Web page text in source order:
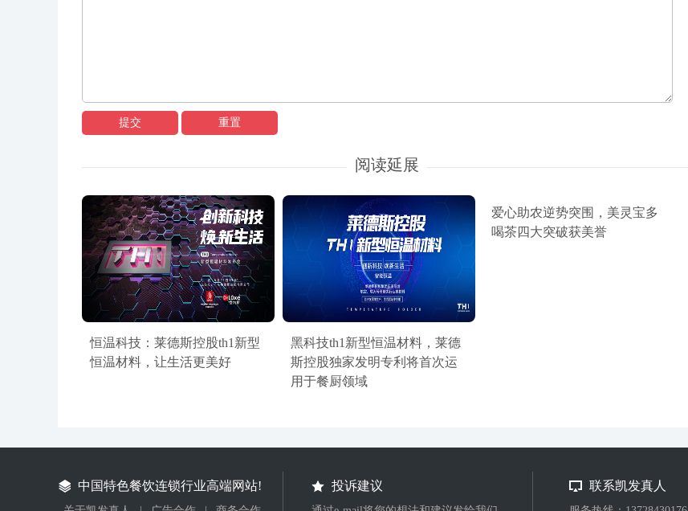
提交 重置
阅读延展
恒温科技：莱德斯控股th1新型
恒温材料，让生活更美好
黑科技th1新型恒温材料，莱德
斯控股独家发明专利将首次运
用于餐厨领域
爱心助农逆势突围，美灵宝多
喝茶四大突破获美誉
中国特色餐饮连锁行业高端网站! 投诉建议 联系凯发真人